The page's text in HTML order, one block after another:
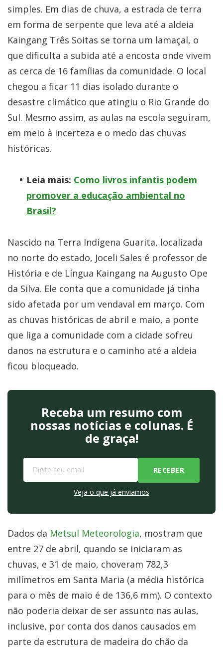
simples. Em dias de chuva, a estrada de terra
em forma de serpente que leva até a aldeia
Kaingang Três Soitas se torna um lamaçal, o
que dificulta a subida até a encosta onde vivem
as cerca de 16 famílias da comunidade. O local
chegou a ficar 11 dias isolado durante o
desastre climático que atingiu o Rio Grande do
Sul. Mesmo assim, as aulas na escola seguiram,
em meio à incerteza e o medo das chuvas
históricas.
Leia mais: Como livros infantis podem
promover a educação ambiental no
Brasil?
Nascido na Terra Indígena Guarita, localizada
no norte do estado, Joceli Sales é professor de
História e de Língua Kaingang na Augusto Ope
da Silva. Ele conta que a comunidade já tinha
sido afetada por um vendaval em março. Com
as chuvas históricas de abril e maio, a ponte
que liga a comunidade com a cidade sofreu
danos na estrutura e o caminho até a aldeia
ficou bloqueado.
Receba um resumo com
nossas notícias e colunas. É
de graça!
Veja o que já enviamos
Dados da Metsul Meteorologia, mostram que
entre 27 de abril, quando se iniciaram as
chuvas, e 31 de maio, choveram 782,3
milímetros em Santa Maria (a média histórica
para o mês de maio é de 136,6 mm). O contexto
não poderia deixar de ser assunto nas aulas,
inclusive, por conta dos danos causados em
parte da estrutura de madeira do chão da